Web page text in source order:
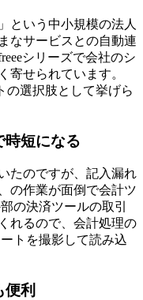
という中小規模の法人
なサービスとの自動連
シリーズで会社のシ
寄せられています。
の選択肢として挙げら
時短になる
たのですが、記入漏れ
の作業が面倒で会計ツ
の決済ツールの取引
れるので、会計処理の
トを撮影して読み込
利